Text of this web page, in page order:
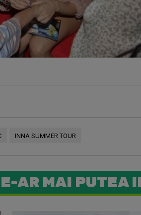
INNA SUMMER TOUR
AR MAI PUTEA